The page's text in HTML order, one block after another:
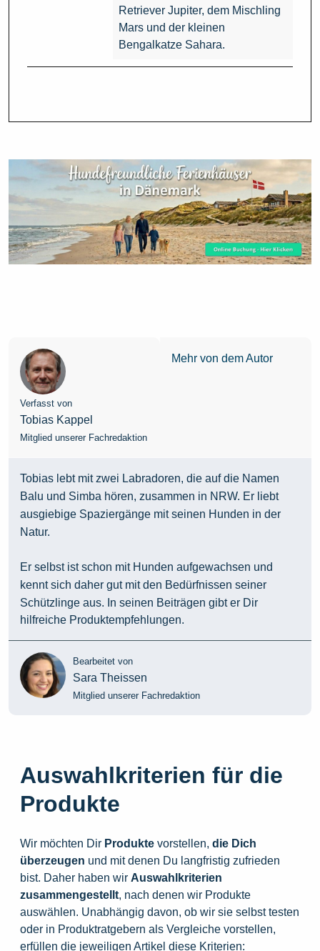
Retriever Jupiter, dem Mischling
Mars und der kleinen
Bengalkatze Sahara.
Verfasst von
Tobias Kappel
Mitglied unserer Fachredaktion
Mehr von dem Autor
Tobias lebt mit zwei Labradoren, die auf die Namen
Balu und Simba hören, zusammen in NRW. Er liebt
ausgiebige Spaziergänge mit seinen Hunden in der
Natur.
Er selbst ist schon mit Hunden aufgewachsen und
kennt sich daher gut mit den Bedürfnissen seiner
Schützlinge aus. In seinen Beiträgen gibt er Dir
hilfreiche Produktempfehlungen.
Bearbeitet von
Sara Theissen
Mitglied unserer Fachredaktion
Auswahlkriterien für die
Produkte
Wir möchten Dir Produkte vorstellen, die Dich
überzeugen und mit denen Du langfristig zufrieden
bist. Daher haben wir Auswahlkriterien
zusammengestellt, nach denen wir Produkte
auswählen. Unabhängig davon, ob wir sie selbst testen
oder in Produktratgebern als Vergleiche vorstellen,
erfüllen die jeweiligen Artikel diese Kriterien: